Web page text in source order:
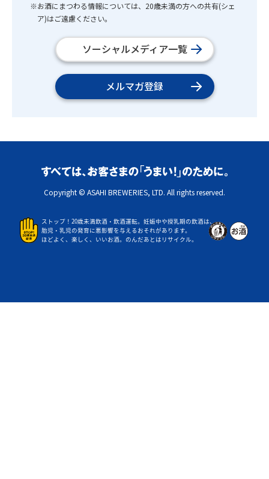
※お酒にまつわる情報については、20歳未満の方への共有(シェ
ア)はご遠慮ください。
ソーシャルメディア一覧
メルマガ登録
Copyright © ASAHI BREWERIES, LTD. All rights reserved.